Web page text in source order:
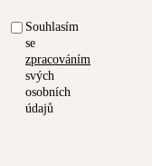
Souhlasím
se
zpracováním
svých
osobních
údajů